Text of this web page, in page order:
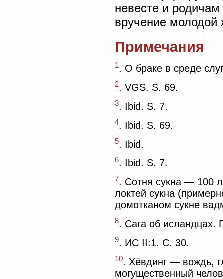
невесте и
вручение молодой
Примечания
1. О браке в среде
2. VGS. S. 69.
3. Ibid. S. 7.
4. Ibid. S. 69.
5. Ibid.
6. Ibid. S. 7.
7. Сотня сукна — 100
локтей сукна
домотканом сукне
8. Сага об исландцах.
9. ИС II:1. С. 30.
10. Хёвдинг — вождь,
могущественный